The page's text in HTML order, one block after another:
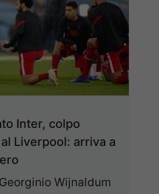
Inter, colpo
Liverpool: arriva a
Wijnaldum